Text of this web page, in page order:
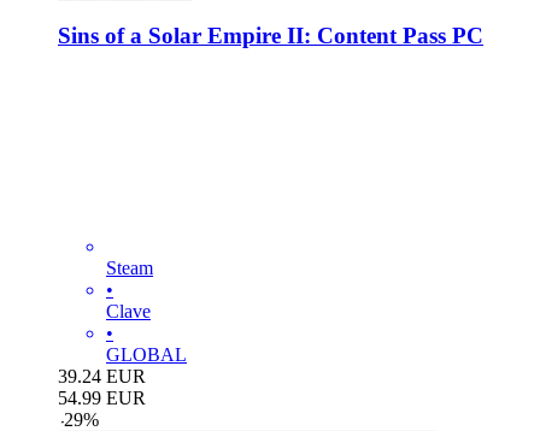
Sins of a Solar Empire II: Content Pass PC
Steam
•
Clave
•
GLOBAL
39.24 EUR
54.99 EUR
-29%